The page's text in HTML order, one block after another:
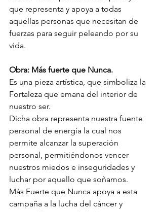
que representa y apoya a todas
aquellas personas que necesitan de
fuerzas para seguir peleando por su
vida.
Obra: Más fuerte que Nunca.
Es una pieza artística, que simboliza la
Fortaleza que emana del interior de
nuestro ser.
Dicha obra representa nuestra fuente
personal de energía la cual nos
permite alcanzar la superación
personal, permitiéndonos vencer
nuestros miedos e inseguridades y
luchar por aquello que soñamos.
Más Fuerte que Nunca apoya a esta
campaña a la lucha del cáncer y